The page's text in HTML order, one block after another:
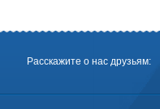
Расскажите о нас друзьям: